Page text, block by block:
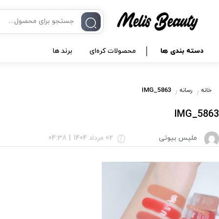
دسته بندی ها محصولات کره‌ای برند ها
خانه رسانه
IMG_5863
ملیس بیوتی 02 مرداد 1404 04:38